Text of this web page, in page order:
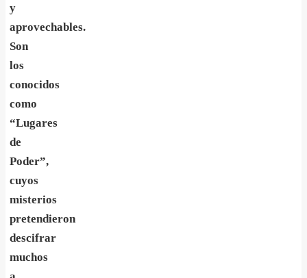
y
aprovechables.
Son
los
conocidos
como
“Lugares
de
Poder”,
cuyos
misterios
pretendieron
descifrar
muchos